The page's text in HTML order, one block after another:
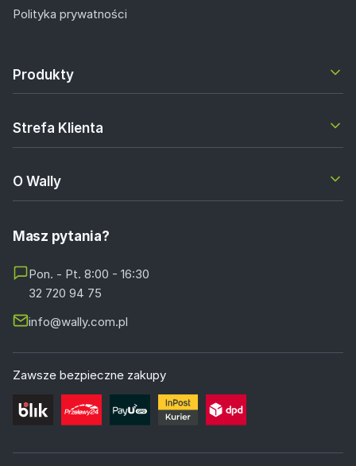
Polityka prywatności
Produkty
Strefa Klienta
O Wally
Masz pytania?
Pon. - Pt. 8:00 - 16:30
32 720 94 75
info@wally.com.pl
Zawsze bezpieczne zakupy